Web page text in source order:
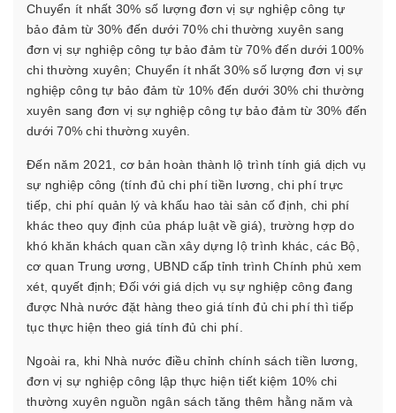
Chuyển ít nhất 30% số lượng đơn vị sự nghiệp công tự
bảo đảm từ 30% đến dưới 70% chi thường xuyên sang
đơn vị sự nghiệp công tự bảo đảm từ 70% đến dưới 100%
chi thường xuyên; Chuyển ít nhất 30% số lượng đơn vị sự
nghiệp công tự bảo đảm từ 10% đến dưới 30% chi thường
xuyên sang đơn vị sự nghiệp công tự bảo đảm từ 30% đến
dưới 70% chi thường xuyên.
Đến năm 2021, cơ bản hoàn thành lộ trình tính giá dịch vụ
sự nghiệp công (tính đủ chi phí tiền lương, chi phí trực
tiếp, chi phí quản lý và khấu hao tài sản cố định, chi phí
khác theo quy định của pháp luật về giá), trường hợp do
khó khăn khách quan cần xây dựng lộ trình khác, các Bộ,
cơ quan Trung ương, UBND cấp tỉnh trình Chính phủ xem
xét, quyết định; Đối với giá dịch vụ sự nghiệp công đang
được Nhà nước đặt hàng theo giá tính đủ chi phí thì tiếp
tục thực hiện theo giá tính đủ chi phí.
Ngoài ra, khi Nhà nước điều chỉnh chính sách tiền lương,
đơn vị sự nghiệp công lập thực hiện tiết kiệm 10% chi
thường xuyên nguồn ngân sách tăng thêm hằng năm và